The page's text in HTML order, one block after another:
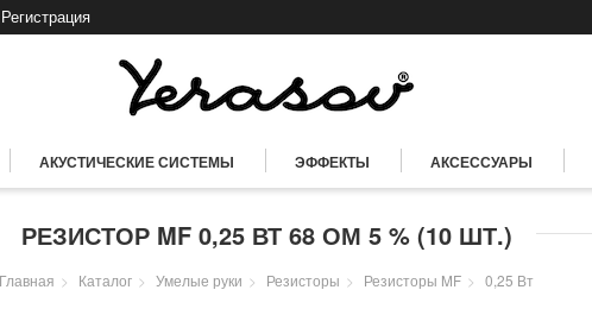
Регистрация
АКУСТИЧЕСКИЕ СИСТЕМЫ ЭФФЕКТЫ АКСЕССУАРЫ
РЕЗИСТОР MF 0,25 ВТ 68 ОМ 5 % (10 ШТ.)
Главная Каталог Умелые руки Резисторы Резисторы MF 0,25 Вт